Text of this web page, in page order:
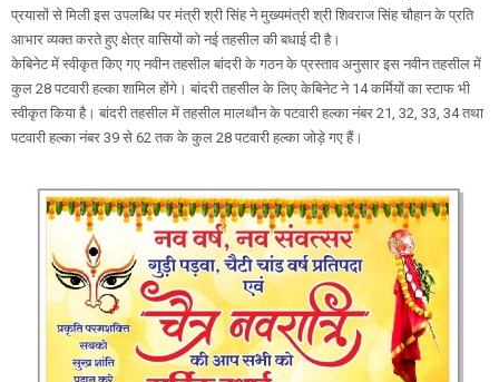
प्रयासों से मिली इस उपलब्धि पर मंत्री श्री सिंह ने मुख्यमंत्री श्री शिवराज सिंह चौहान के प्रति
आभार व्यक्त करते हुए क्षेत्र वासियों को नई तहसील की बधाई दी है।
केबिनेट में स्वीकृत किए गए नवीन तहसील बांदरी के गठन के प्रस्ताव अनुसार इस नवीन तहसील में
कुल 28 पटवारी हल्का शामिल होंगे। बांदरी तहसील के लिए केबिनेट ने 14 कर्मियों का स्टाफ भी
स्वीकृत किया है। बांदरी तहसील में तहसील मालथौन के पटवारी हल्का नंबर 21, 32, 33, 34 तथा
पटवारी हल्का नंबर 39 से 62 तक के कुल 28 पटवारी हल्का जोड़े गए हैं।